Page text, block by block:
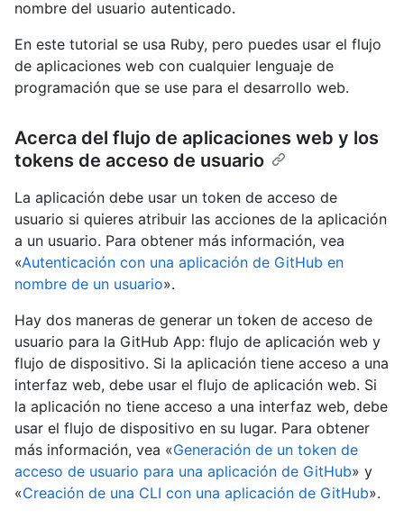
nombre del usuario autenticado.
En este tutorial se usa Ruby, pero puedes usar el flujo
de aplicaciones web con cualquier lenguaje de
programación que se use para el desarrollo web.
Acerca del flujo de aplicaciones web y los
tokens de acceso de usuario
La aplicación debe usar un token de acceso de
usuario si quieres atribuir las acciones de la aplicación
a un usuario. Para obtener más información, vea
«Autenticación con una aplicación de GitHub en
nombre de un usuario».
Hay dos maneras de generar un token de acceso de
usuario para la GitHub App: flujo de aplicación web y
flujo de dispositivo. Si la aplicación tiene acceso a una
interfaz web, debe usar el flujo de aplicación web. Si
la aplicación no tiene acceso a una interfaz web, debe
usar el flujo de dispositivo en su lugar. Para obtener
más información, vea «Generación de un token de
acceso de usuario para una aplicación de GitHub» y
«Creación de una CLI con una aplicación de GitHub».